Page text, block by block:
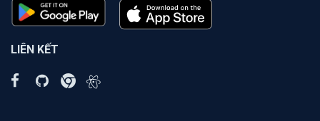
LIÊN KẾT